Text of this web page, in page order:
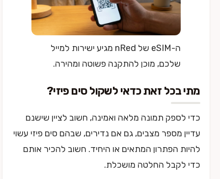
ה-eSIM של nRed מגיע ישירות למייל
שלכם, מוכן להתקנה פשוטה ומהירה.
מתי בכל זאת כדאי לשקול סים פיזי?
כדי לספק תמונה מלאה ואמינה, חשוב לציין שישנם
עדיין מספר מצבים, גם אם נדירים, שבהם סים פיזי עשוי
להיות הפתרון המתאים או היחיד. חשוב להכיר אותם
כדי לקבל החלטה מושכלת.